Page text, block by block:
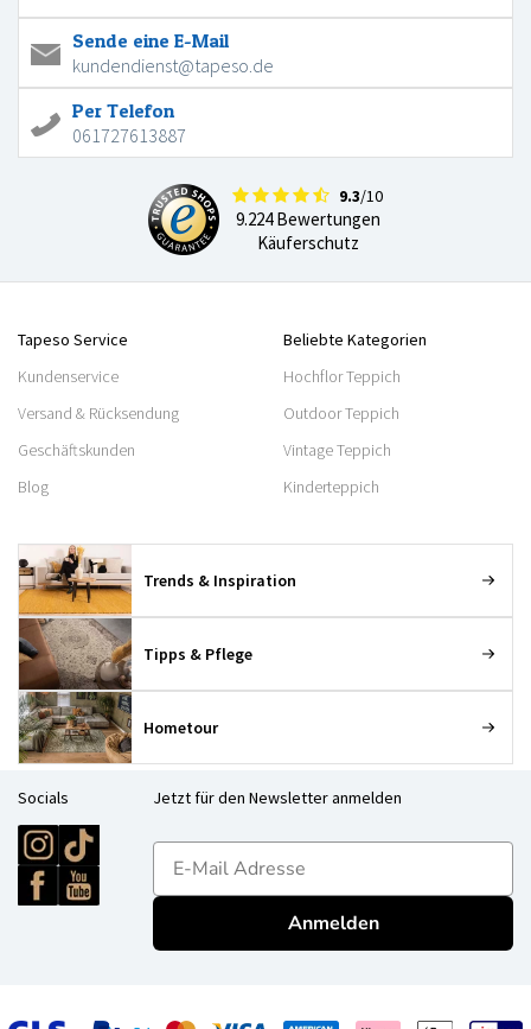
Sende eine E-Mail
kundendienst@tapeso.de
Per Telefon
061727613887
9.3/10
9.224 Bewertungen
Käuferschutz
Tapeso Service
Kundenservice
Versand & Rücksendung
Geschäftskunden
Blog
Beliebte Kategorien
Hochflor Teppich
Outdoor Teppich
Vintage Teppich
Kinderteppich
Trends & Inspiration
Tipps & Pflege
Hometour
Socials Jetzt für den Newsletter anmelden
E-mailadres
Anmelden